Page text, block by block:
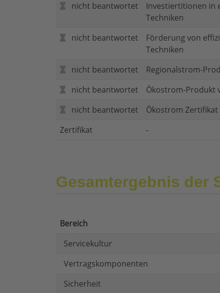
nicht beantwortet
Investiertitionen in
Techniken
nicht beantwortet
Förderung von
Techniken
nicht beantwortet
Regionalstrom-
nicht beantwortet
Ökostrom-Produkt
nicht beantwortet
Ökostrom
Zertifikat
-
Gesamtergebnis der
Bereich
Servicekultur
Vertragskomponenten
Sicherheit